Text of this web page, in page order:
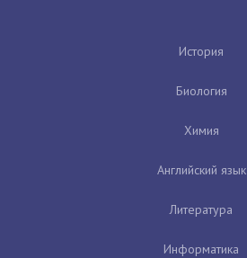
История
Биология
Химия
Английский язык
Литература
Информатика